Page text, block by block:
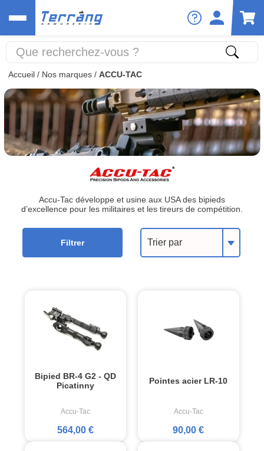
Accueil / Nos marques / ACCU-TAC
Accu-Tac développe et usine aux USA des bipieds
d’excellence pour les militaires et les tireurs de compétition.
Trier par
Filtrer
Bipied BR-4 G2 - QD
Picatinny
Accu-Tac
564,00 €
Pointes acier LR-10
Accu-Tac
90,00 €